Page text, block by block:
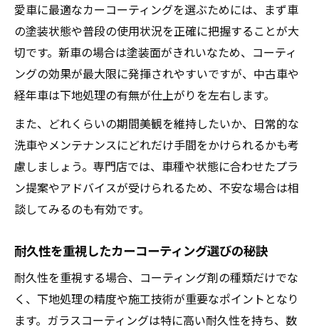
愛車に最適なカーコーティングを選ぶためには、まず車
の塗装状態や普段の使用状況を正確に把握することが大
切です。新車の場合は塗装面がきれいなため、コーティ
ングの効果が最大限に発揮されやすいですが、中古車や
経年車は下地処理の有無が仕上がりを左右します。
また、どれくらいの期間美観を維持したいか、日常的な
洗車やメンテナンスにどれだけ手間をかけられるかも考
慮しましょう。専門店では、車種や状態に合わせたプラ
ン提案やアドバイスが受けられるため、不安な場合は相
談してみるのも有効です。
耐久性を重視したカーコーティング選びの秘訣
耐久性を重視する場合、コーティング剤の種類だけでな
く、下地処理の精度や施工技術が重要なポイントとなり
ます。ガラスコーティングは特に高い耐久性を持ち、数